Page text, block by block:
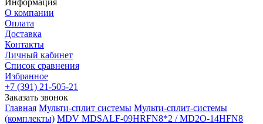
Информация
О компании
Оплата
Доставка
Контакты
Личный кабинет
Список сравнения
Избранное
+7 (391) 21-505-21
Заказать звонок
Главная Мульти-сплит системы Мульти-сплит-системы
(комплекты) MDV MDSALF-09HRFN8*2 / MD2O-14HFN8